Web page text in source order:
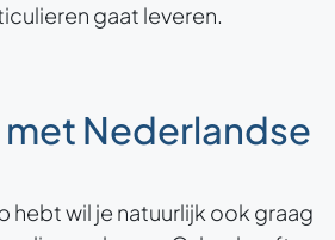
gaat leveren.
Nederlandse
hebt wil je natuurlijk ook graag